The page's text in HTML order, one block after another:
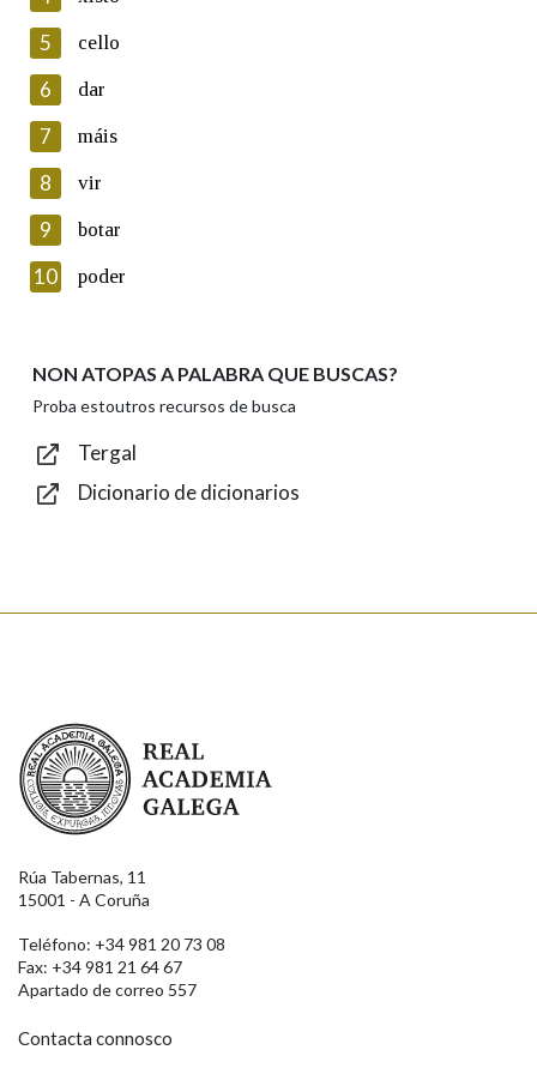
Lin e acepto as condicións da política de
Introduce o código que aparece na imaxe:
Texto de verificación
Enviar
5 cello
6 dar
7 máis
8 vir
9 botar
10 poder
NON ATOPAS A PALABRA QUE BUSCAS?
Proba estoutros recursos de busca
Tergal
Dicionario de dicionarios
Real Academia Galega
Rúa Tabernas, 11
15001 - A Coruña
Teléfono: +34 981 20 73 08
Fax: +34 981 21 64 67
Apartado de correo 557
Contacta connosco